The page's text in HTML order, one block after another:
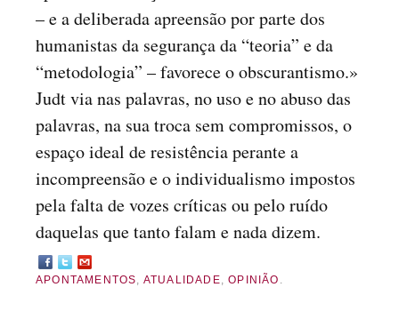
– e a deliberada apreensão por parte dos
humanistas da segurança da “teoria” e da
“metodologia” – favorece o obscurantismo.»
Judt via nas palavras, no uso e no abuso das
palavras, na sua troca sem compromissos, o
espaço ideal de resistência perante a
incompreensão e o individualismo impostos
pela falta de vozes críticas ou pelo ruído
daquelas que tanto falam e nada dizem.
APONTAMENTOS, ATUALIDADE,OPINIÃO .